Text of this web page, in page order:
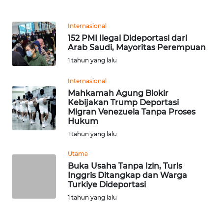
Internasional
152 PMI Ilegal Dideportasi dari
Arab Saudi, Mayoritas Perempuan
1 tahun yang lalu
Internasional
Mahkamah Agung Blokir
Kebijakan Trump Deportasi
Migran Venezuela Tanpa Proses
Hukum
1 tahun yang lalu
Utama
Buka Usaha Tanpa Izin, Turis
Inggris Ditangkap dan Warga
Turkiye Dideportasi
1 tahun yang lalu
REDAKSI
KARIR
Wahana
News
Regional
SUMUT